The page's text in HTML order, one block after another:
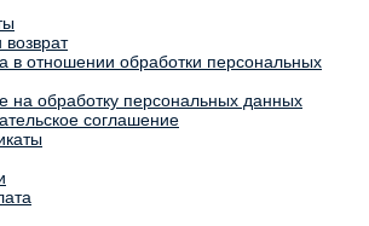
в отношении обработки персональных
на обработку персональных данных
соглашение